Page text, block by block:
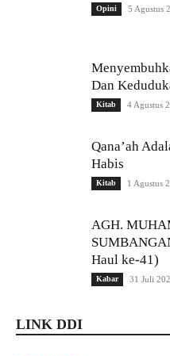
Opini 5 Agustus
Dan
Kitab 4 Agustus
Qana’ah
Habis
Kitab 1 Agustus
AGH.
Haul ke-41)
Kabar 31 Juli
LINK DDI